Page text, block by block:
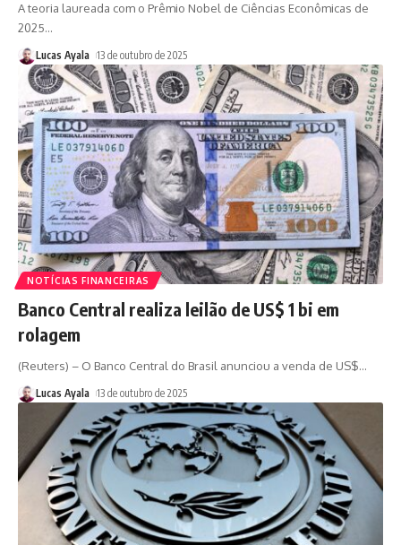
A teoria laureada com o Prêmio Nobel de Ciências Econômicas de
2025…
Lucas Ayala 13 de outubro de 2025
NOTÍCIAS FINANCEIRAS
Banco Central realiza leilão de US$ 1 bi em
rolagem
(Reuters) – O Banco Central do Brasil anunciou a venda de US$…
Lucas Ayala 13 de outubro de 2025